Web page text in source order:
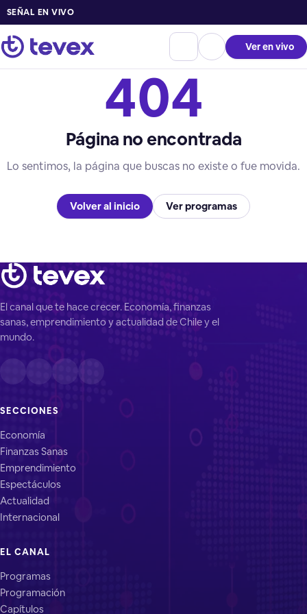
SEÑAL EN VIVO
Ver en vivo
404
Página no encontrada
Lo sentimos, la página que buscas no existe o fue movida.
Volver al inicio Ver programas
El canal que te hace crecer. Economía, finanzas
sanas, emprendimiento y actualidad de Chile y el
mundo.
SECCIONES
Economía
Finanzas Sanas
Emprendimiento
Espectáculos
Actualidad
Internacional
EL CANAL
Programas
Programación
Capítulos